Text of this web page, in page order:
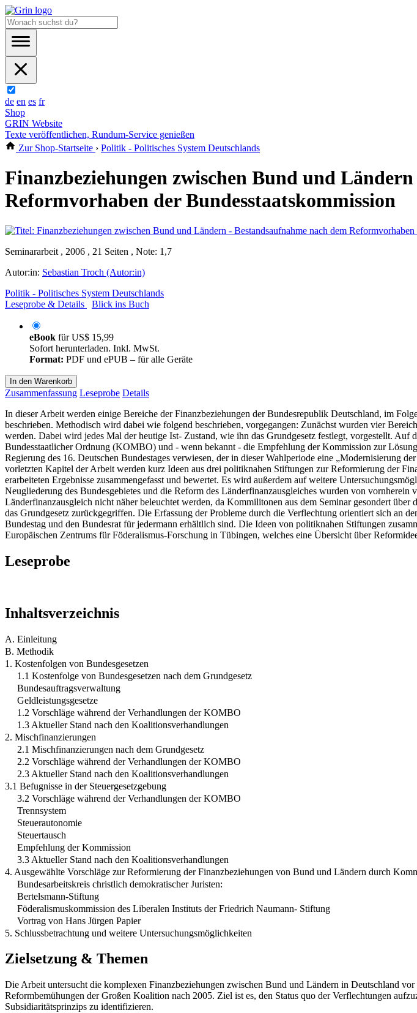
de en es fr
Shop
GRIN Website
Texte veröffentlichen, Rundum-Service genießen
Zur Shop-Startseite › Politik - Politisches System Deutschlands
Finanzbeziehungen zwischen Bund und
Reformvorhaben der Bundesstaatskommission
Seminararbeit , 2006 , 21 Seiten , Note: 1,7
Autor:in: Sebastian Troch (Autor:in)
Politik - Politisches System Deutschlands
Leseprobe & Details
Blick ins Buch
eBook fürUS$ 15,99
Sofort herunterladen. Inkl. MwSt.
Format: PDF und ePUB – für alle Geräte
In den Warenkorb
Zusammenfassung Leseprobe Details
In dieser Arbeit werden einige Bereiche der Finanzbeziehungen der Bundesrepublik Deutschland, im
beschrieben. Methodisch wird dabei wie folgend beschrieben, vorgegangen: Zunächst wurden vier
werden. Dabei wird jedes Mal der heutige Ist- Zustand, wie ihn das Grundgesetz festlegt, vorgestellt.
Bundesstaatlicher Ordnung (KOMBO) und - wenn bekannt - die Empfehlung der Kommission zur
Regierung des 16. Deutschen Bundestages verwiesen, der in dieser Wahlperiode eine „Modernisierung
vorletzten Kapitel der Arbeit werden kurz Ideen aus drei politiknahen Stiftungen zur Reformierung der
erarbeiteten Ergebnisse zusammengefasst und bewertet. Es wird außerdem auf weitere
Neugliederung des Bundesgebietes und die Reform des Länderfinanzausgleiches wurden von
Länderfinanzausgleich nicht näher beleuchtet werden, da Kommilitonen aus dem Seminar gesondert
das Grundgesetz zurückgegriffen. Die Erfassung der Probleme durch die Verflechtung orientiert sich an
Bundestag und den Bundesrat für jedermann erhältlich sind. Die Ideen von politiknahen Stiftungen
Europäischen Zentrums für Föderalismus-Forschung in Tübingen, welches eine Übersicht über
Leseprobe
Inhaltsverzeichnis
A. Einleitung
B. Methodik
1. Kostenfolgen von Bundesgesetzen
1.1 Kostenfolge von Bundesgesetzen nach dem Grundgesetz
Bundesauftragsverwaltung
Geldleistungsgesetze
1.2 Vorschläge während der Verhandlungen der KOMBO
1.3 Aktueller Stand nach den Koalitionsverhandlungen
2. Mischfinanzierungen
2.1 Mischfinanzierungen nach dem Grundgesetz
2.2 Vorschläge während der Verhandlungen der KOMBO
2.3 Aktueller Stand nach den Koalitionsverhandlungen
3.1 Befugnisse in der Steuergesetzgebung
3.2 Vorschläge während der Verhandlungen der KOMBO
Trennsystem
Steuerautonomie
Steuertausch
Empfehlung der Kommission
3.3 Aktueller Stand nach den Koalitionsverhandlungen
4. Ausgewählte Vorschläge zur Reformierung der Finanzbeziehungen von Bund und Ländern durch
Bundesarbeitskreis christlich demokratischer Juristen:
Bertelsmann-Stiftung
Föderalismuskommission des Liberalen Instituts der Friedrich Naumann- Stiftung
Vortrag von Hans Jürgen Papier
5. Schlussbetrachtung und weitere Untersuchungsmöglichkeiten
Zielsetzung & Themen
Die Arbeit untersucht die komplexen Finanzbeziehungen zwischen Bund und Ländern in Deutschland
Reformbemühungen der Großen Koalition nach 2005. Ziel ist es, den Status quo der Verflechtungen
Subsidiaritätsprinzips zu identifizieren.